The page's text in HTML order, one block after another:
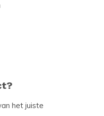
het juiste